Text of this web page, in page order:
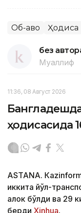
Об-ҳаво Ҳодиса
без
Муаллиф
11:36, 08 Август 2026
ҳодисасида
ASTANА.
иккита йўл-
ҳалок бўлди ва 29
берди Xinhua.